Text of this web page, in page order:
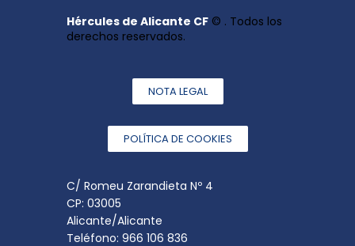
Hércules de Alicante CF © . Todos los
derechos reservados.
NOTA LEGAL
POLÍTICA DE COOKIES
C/ Romeu Zarandieta Nº 4
CP: 03005
Alicante/Alicante
Teléfono: 966 106 836